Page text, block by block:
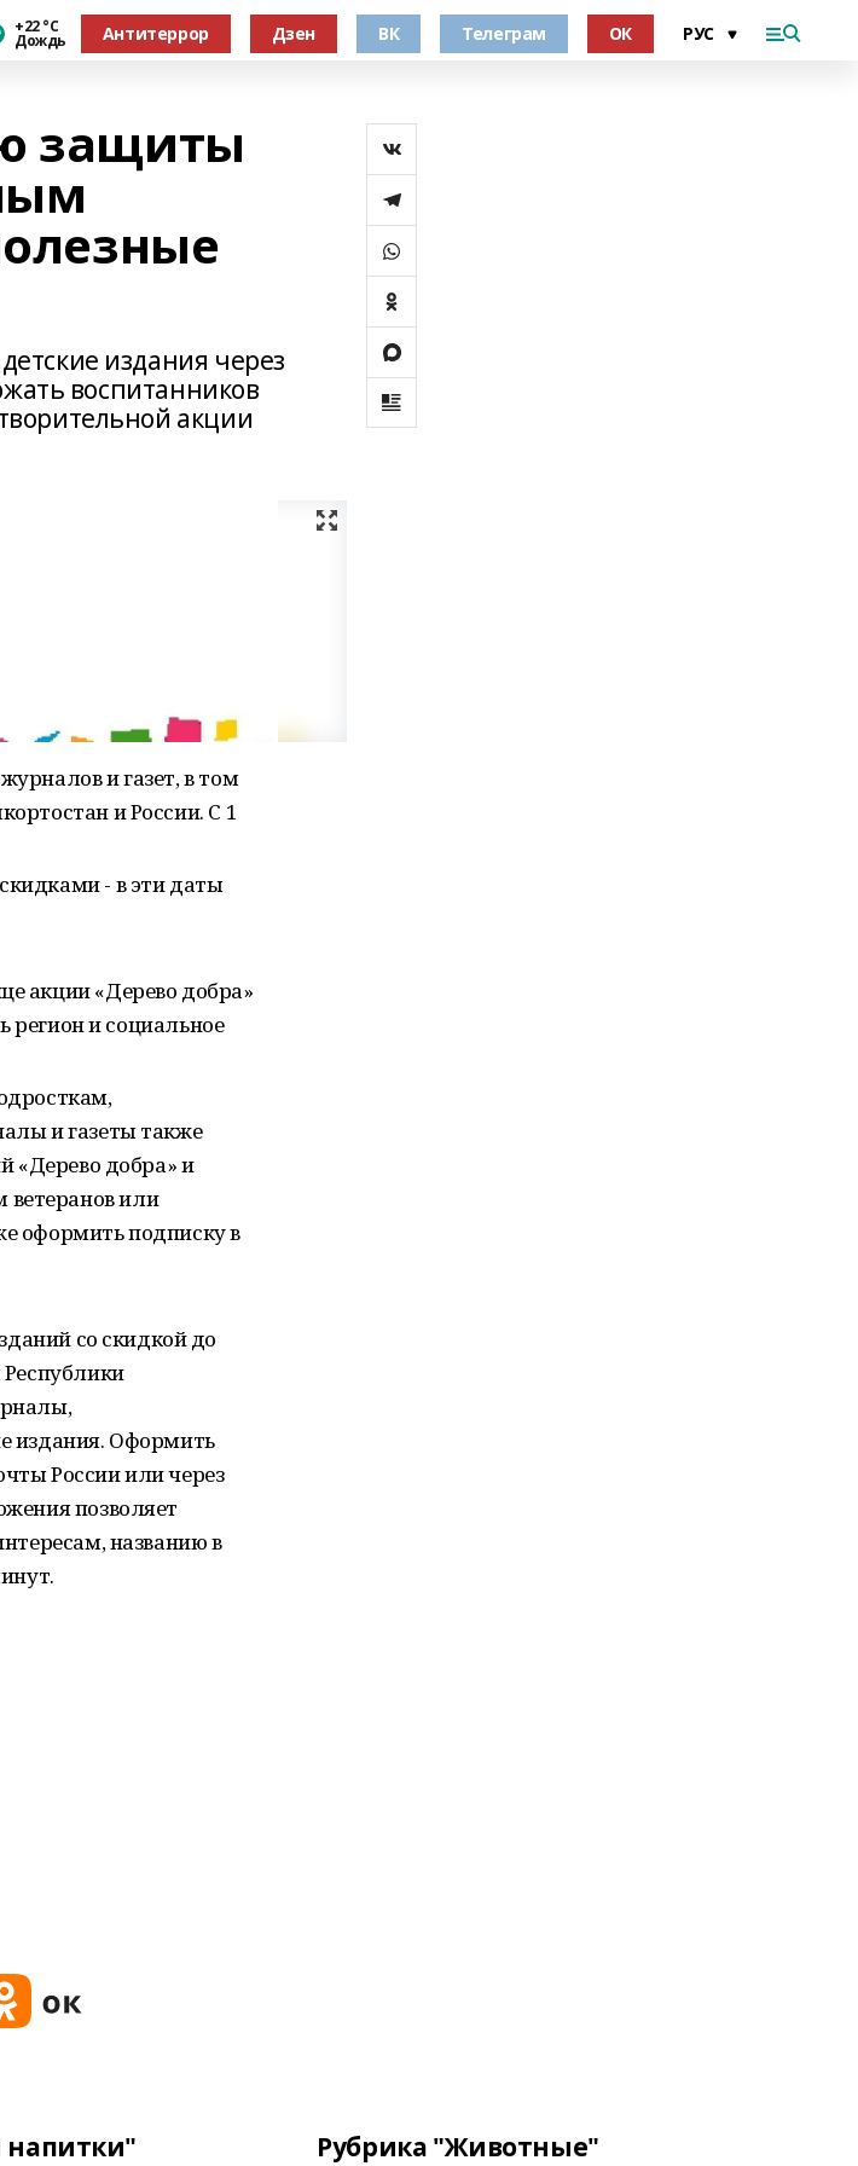
+22 °С
Дождь Антитеррор Дзен ВК Телеграм ОК
защиты
издания через
воспитанников
акции
и газет, в том
и России. С 1
- в эти даты
акции «Дерево добра»
регион и социальное
и газеты также
«Дерево добра» и
или
оформить подписку в
со скидкой до
Республики
издания. Оформить
России или через
позволяет
названию в
напитки" Рубрика "Животные"